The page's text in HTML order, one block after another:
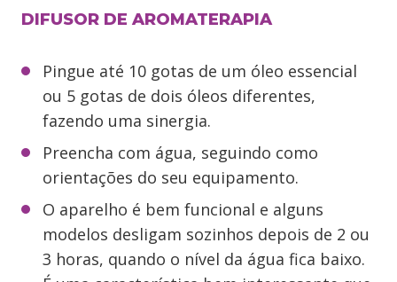
DIFUSOR DE AROMATERAPIA
Pingue até 10 gotas de um óleo essencial
ou 5 gotas de dois óleos diferentes,
fazendo uma sinergia.
Preencha com água, seguindo como
orientações do seu equipamento.
O aparelho é bem funcional e alguns
modelos desligam sozinhos depois de 2 ou
3 horas, quando o nível da água fica baixo.